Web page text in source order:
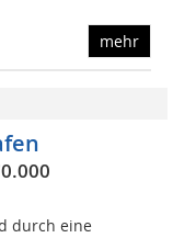
mehr
durch eine